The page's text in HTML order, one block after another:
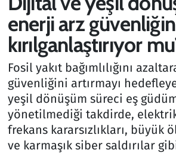
enerji arz
kırılganlaştırıyor
Fosil yakıt bağımlılığını
güvenliğini artırmayı
yeşil dönüşüm süreci eş
yönetilmediği takdirde,
frekans kararsızlıkları, büyük
ve karmaşık siber saldırılar
Kültür Sanat
Kurumsal Haberler
Lezzet Durağı
Memur ve Kamu
Otomobil